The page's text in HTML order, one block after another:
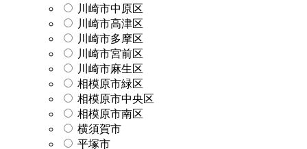
川崎市中原区
川崎市高津区
川崎市多摩区
川崎市宮前区
川崎市麻生区
相模原市緑区
相模原市中央区
相模原市南区
横須賀市
平塚市